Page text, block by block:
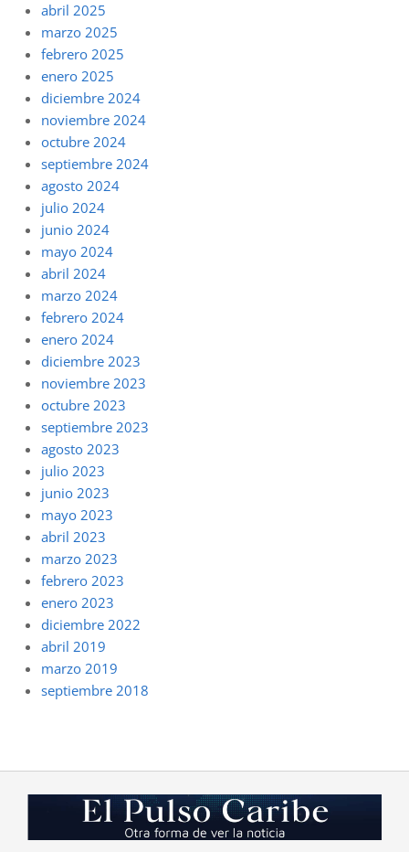
abril 2025
marzo 2025
febrero 2025
enero 2025
diciembre 2024
noviembre 2024
octubre 2024
septiembre 2024
agosto 2024
julio 2024
junio 2024
mayo 2024
abril 2024
marzo 2024
febrero 2024
enero 2024
diciembre 2023
noviembre 2023
octubre 2023
septiembre 2023
agosto 2023
julio 2023
junio 2023
mayo 2023
abril 2023
marzo 2023
febrero 2023
enero 2023
diciembre 2022
abril 2019
marzo 2019
septiembre 2018